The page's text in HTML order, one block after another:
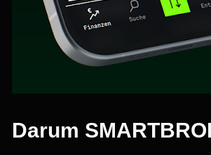
Darum